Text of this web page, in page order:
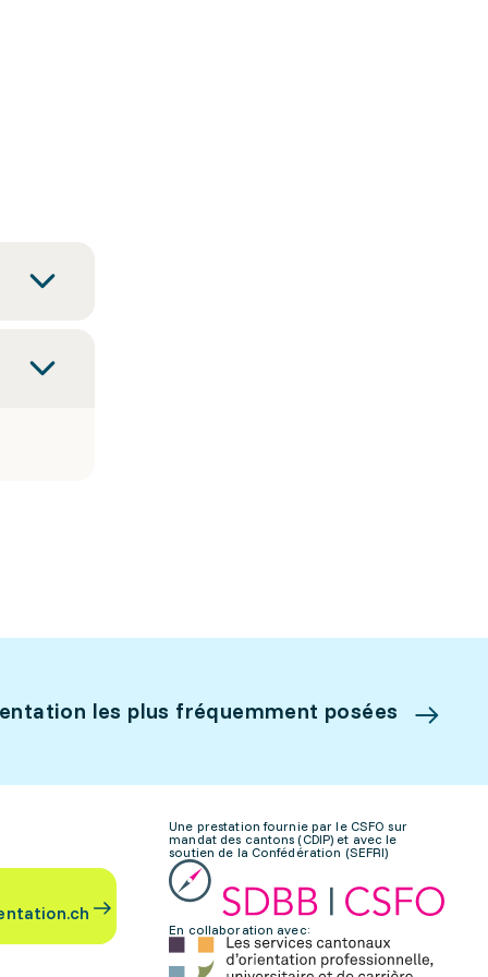
les plus fréquemment posées
Une prestation fournie par le CSFO sur
mandat des cantons (CDIP) et avec le
soutien de la Confédération (SEFRI)
En collaboration avec: